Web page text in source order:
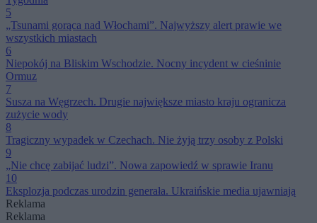
5
„Tsunami gorąca nad Włochami”. Najwyższy alert prawie we
wszystkich miastach
6
Niepokój na Bliskim Wschodzie. Nocny incydent w cieśninie
Ormuz
7
Susza na Węgrzech. Drugie największe miasto kraju ogranicza
zużycie wody
8
Tragiczny wypadek w Czechach. Nie żyją trzy osoby z Polski
9
„Nie chcę zabijać ludzi”. Nowa zapowiedź w sprawie Iranu
10
Eksplozja podczas urodzin generała. Ukraińskie media ujawniają
Reklama
Reklama